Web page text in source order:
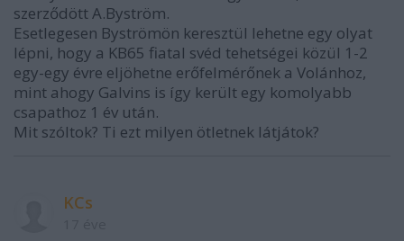
szerződött A.Byström.
Esetlegesen Byströmön keresztül lehetne egy olyat
lépni, hogy a KB65 fiatal svéd tehetségei közül 1-2
egy-egy évre eljöhetne erőfelmérőnek a Volánhoz,
mint ahogy Galvins is így került egy komolyabb
csapathoz 1 év után.
Mit szóltok? Ti ezt milyen ötletnek látjátok?
KCs